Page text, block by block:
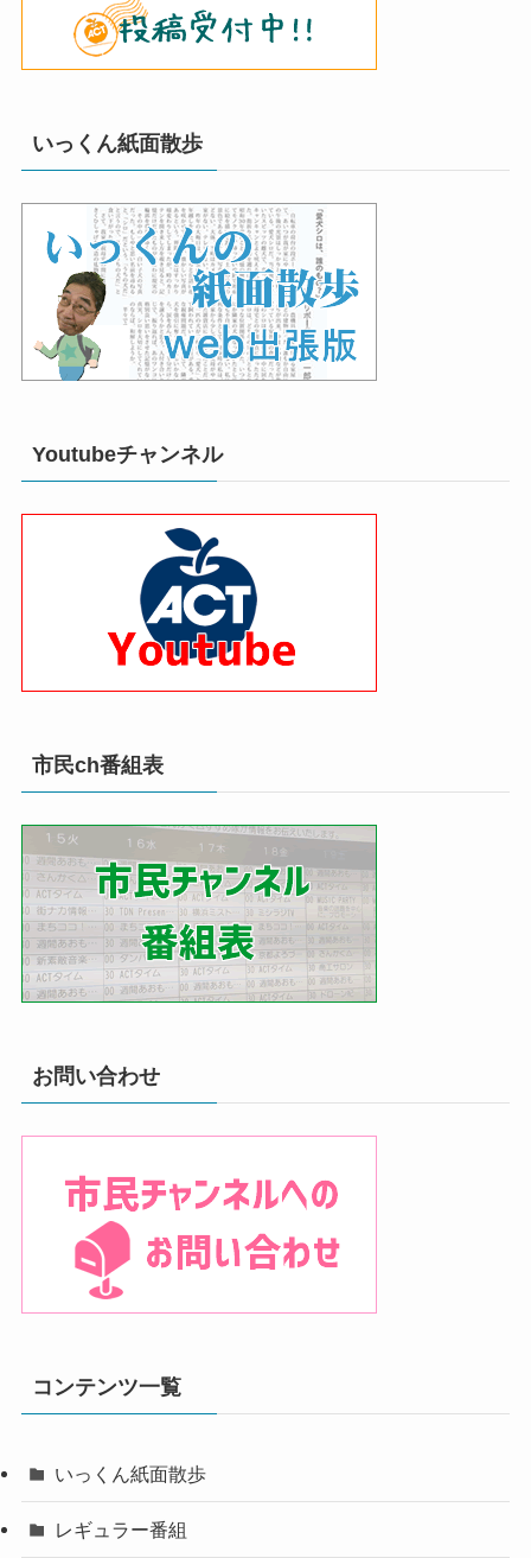
いっくん紙面散歩
Youtubeチャンネル
市民ch番組表
お問い合わせ
コンテンツ一覧
いっくん紙面散歩
レギュラー番組